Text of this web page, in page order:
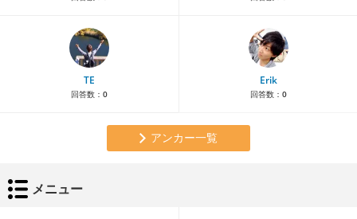
TE
回答数： 0
Erik
回答数： 0
アンカー一覧
メニュー